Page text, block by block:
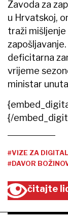
Zavoda za
u Hrvatskoj,
traži
deficitarna
vrijeme
ministar
{/
#VIZE ZA
#DAVOR
čitajte